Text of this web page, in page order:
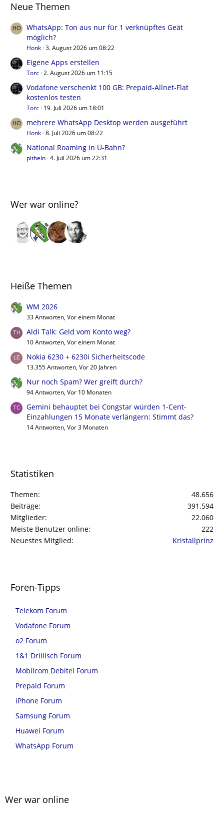
Neue Themen
WhatsApp: Ton aus nur für 1 verknüpftes Geät
möglich?
Honk 3. August 2026 um 08:22
Eigene Apps erstellen
Torc 2. August 2026 um 11:15
Vodafone verschenkt 100 GB: Prepaid-Allnet-Flat
kostenlos testen
Torc 19. Juli 2026 um 18:01
mehrere WhatsApp Desktop werden ausgeführt
Honk 8. Juli 2026 um 08:22
National Roaming in U-Bahn?
pithein 4. Juli 2026 um 22:31
Wer war online?
Heiße Themen
WM 2026
33 Antworten, Vor einem Monat
Aldi Talk: Geld vom Konto weg?
10 Antworten, Vor einem Monat
Nokia 6230 + 6230i Sicherheitscode
13.355 Antworten, Vor 20 Jahren
Nur noch Spam? Wer greift durch?
94 Antworten, Vor 10 Monaten
Gemini behauptet bei Congstar würden 1-Cent-
Einzahlungen 15 Monate verlängern: Stimmt das?
14 Antworten, Vor 3 Monaten
Statistiken
Themen
48.656
Beiträge
391.594
Mitglieder
22.060
Meiste Benutzer online
222
Neuestes Mitglied
Kristallprinz
Foren-Tipps
Telekom Forum
Vodafone Forum
o2 Forum
1&1 Drillisch Forum
Mobilcom Debitel Forum
Prepaid Forum
iPhone Forum
Samsung Forum
Huawei Forum
WhatsApp Forum
Wer war online